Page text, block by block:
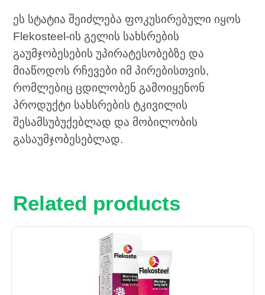
ეს სტატია შეიძლება ფოკუსირებული იყოს
Flekosteel-ის გელის სახსრების
გაუმჯობესების უპირატესობებზე და
მიაწოდოს რჩევები იმ პირებისთვის,
რომლებიც ცდილობენ გამოიყენონ
პროდუქტი სახსრების ტკივილის
შესამსუბუქებლად და მობილობის
გასაუმჯობესებლად.
Related products